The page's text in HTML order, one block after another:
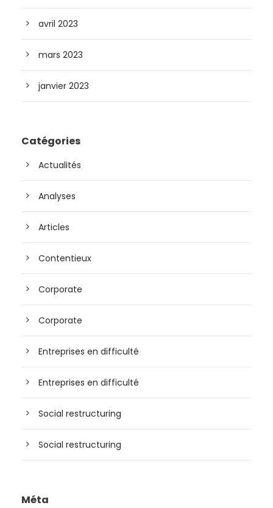
avril 2023
mars 2023
janvier 2023
Catégories
Actualités
Analyses
Articles
Contentieux
Corporate
Corporate
Entreprises en difficulté
Entreprises en difficulté
Social restructuring
Social restructuring
Méta